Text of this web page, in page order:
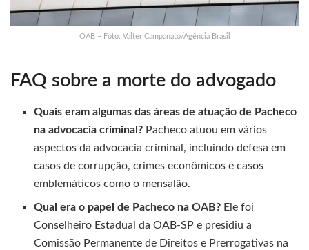
OAB – Foto: Valter Campanato/Agência Brasil
FAQ sobre a morte do advogado
Quais eram algumas das áreas de atuação de Pacheco
na advocacia criminal? Pacheco atuou em vários
aspectos da advocacia criminal, incluindo defesa em
casos de corrupção, crimes econômicos e casos
emblemáticos como o mensalão.
Qual era o papel de Pacheco na OAB? Ele foi
Conselheiro Estadual da OAB-SP e presidiu a
Comissão Permanente de Direitos e Prerrogativas na